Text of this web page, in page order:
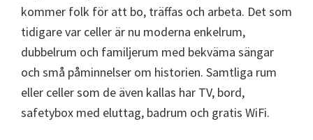
kommer folk för att bo, träffas och arbeta. Det som
tidigare var celler är nu moderna enkelrum,
dubbelrum och familjerum med bekväma sängar
och små påminnelser om historien. Samtliga rum
eller celler som de även kallas har TV, bord,
safetybox med eluttag, badrum och gratis WiFi.